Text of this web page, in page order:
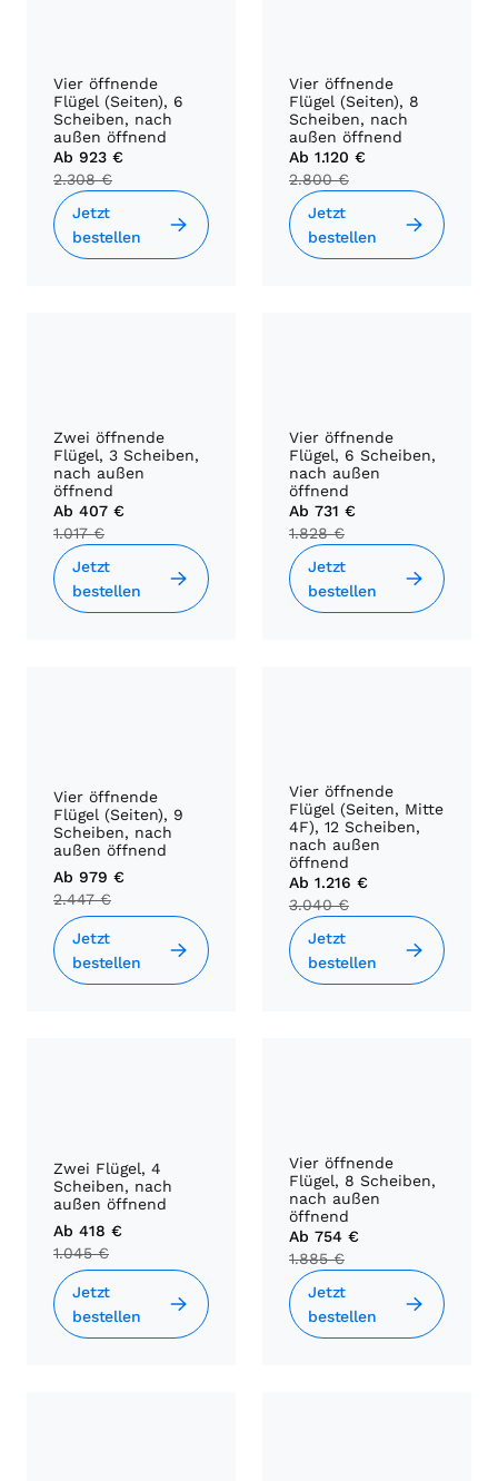
Vier öffnende
Flügel (Seiten), 6
Scheiben, nach
außen öffnend
Ab 923 €
2.308 €
Jetzt
bestellen
Vier öffnende
Flügel (Seiten), 8
Scheiben, nach
außen öffnend
Ab 1.120 €
2.800 €
Jetzt
bestellen
Zwei öffnende
Flügel, 3 Scheiben,
nach außen
öffnend
Ab 407 €
1.017 €
Jetzt
bestellen
Vier öffnende
Flügel, 6 Scheiben,
nach außen
öffnend
Ab 731 €
1.828 €
Jetzt
bestellen
Vier öffnende
Flügel (Seiten), 9
Scheiben, nach
außen öffnend
Ab 979 €
2.447 €
Jetzt
bestellen
Vier öffnende
Flügel (Seiten, Mitte
4F), 12 Scheiben,
nach außen
öffnend
Ab 1.216 €
3.040 €
Jetzt
bestellen
Zwei Flügel, 4
Scheiben, nach
außen öffnend
Ab 418 €
1.045 €
Jetzt
bestellen
Vier öffnende
Flügel, 8 Scheiben,
nach außen
öffnend
Ab 754 €
1.885 €
Jetzt
bestellen